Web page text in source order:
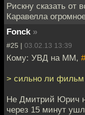
Рискну сказать от
Каравелла
Fonck »
#25 | 03.02.13 13:39
Кому: УВД на ММ,
> сильно ли фильм
Не Дмитрий Юрич
через 15 минут